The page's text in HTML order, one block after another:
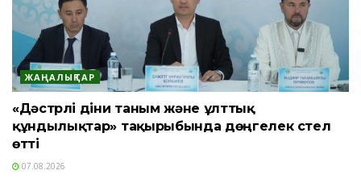
ЖАҢАЛЫҚТАР
«Дәстүрлі діни таным және ұлттық
құндылықтар» тақырыбында дөңгелек үстел
өтті
07.08.2026